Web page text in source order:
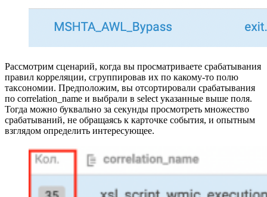
Рассмотрим сценарий, когда вы просматриваете срабатывания
правил корреляции, сгруппировав их по какому-то полю
таксономии. Предположим, вы отсортировали срабатывания
по correlation_name и выбрали в select указанные выше поля.
Тогда можно буквально за секунды просмотреть множество
срабатываний, не обращаясь к карточке события, и опытным
взглядом определить интересующее.